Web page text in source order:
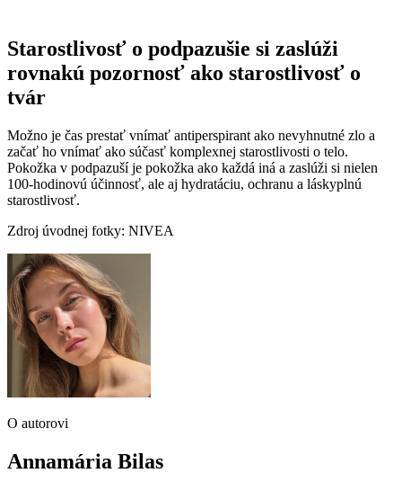
Starostlivosť o podpazušie si zaslúži
rovnakú pozornosť ako starostlivosť o
tvár
Možno je čas prestať vnímať antiperspirant ako nevyhnutné zlo a
začať ho vnímať ako súčasť komplexnej starostlivosti o telo.
Pokožka v podpazuší je pokožka ako každá iná a zaslúži si nielen
100-hodinovú účinnosť, ale aj hydratáciu, ochranu a láskyplnú
starostlivosť.
Zdroj úvodnej fotky: NIVEA
O autorovi
Annamária Bilas